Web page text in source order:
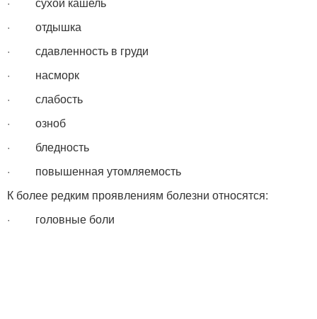
· отдышка
· сдавленность в груди
· насморк
· слабость
· озноб
· бледность
· повышенная утомляемость
К более редким проявлениям болезни относятся:
· головные боли